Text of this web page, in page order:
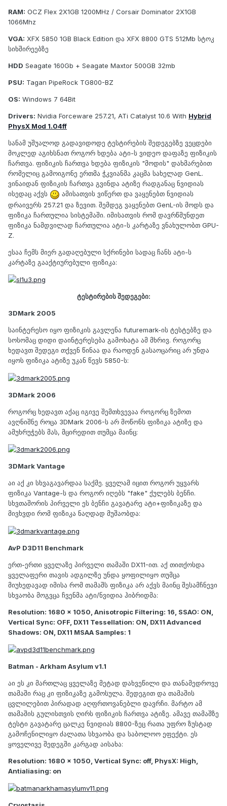
RAM: OCZ Flex 2X1GB 1200MHz / Corsair Dominator 2X1GB
1066Mhz
VGA: XFX 5850 1GB Black Edition და XFX 8800 GTS 512Mb სტოკ
სიხშირეებზე
HDD Seagate 160Gb + Seagate Maxtor 500GB 32mb
PSU: Tagan PipeRock TG800-BZ
OS: Windows 7 64Bit
Drivers: Nvidia Forceware 257.21, ATi Catalyst 10.6 With Hybrid
PhysX Mod 1.04ff
სანამ უშუალოდ გადავიდოდე ტესტირების შედეგებზე ვეცდები
მოკლედ აგიხსნათ როგორ ხდება ატი-ს ვიდეო დაფაზე ფიზიკის
ჩართვა. ფიზიკის ჩართვა ხდება ფიზიკის "მოდის" დახმარებით
რომელიც გამოიგონე ერთმა ჭკვიანმა კაცმა სახელად GenL.
ვინაიდან ფიზიკის ჩართვა გვინდა ატიზე რადგანაც ნვიდიას
ისედაც აქვს
ამისათვის ვიწერთ და ვაყენებთ ნვიდიას
დრაივერს 257.21 და ზევით. შემდეგ ვაყენებთ GenL-ის მოდს და
ფიზიკა ჩართულია სისტემაში. იმისათვის რომ დავრწმუნდეთ
ფიზიკა ნამდვილად ჩართულია ატი-ს კარტაზე ვნახულობთ GPU-
Z.
ესაა ჩემს მიერ გადაღებული სქრინები სადაც ჩანს ატი-ს
კარტაზე გააქტიურებული ფიზიკა:
ტესტირების შედეგები:
3DMark 2005
საინტერესო იყო ფიზიკის გავლენა futuremark-ის ტესტებზე და
სოსომაც დიდი დაინტერესება გამოხატა ამ მხრივ. როგორც
ხედავთ შედეგი თქვენ წინაა და რაოდენ გასაოცარიც არ უნდა
იყოს ფიზიკა ატიზე უკან წევს 5850-ს:
3DMark 2006
როგორც ხედავთ აქაც იგივე შემთხვევაა როგორც ზემოთ
ავღნიშნე როცა 3DMark 2006-ს არ მოწონს ფიზიკა ატიზე და
ამუხრუჭებს მას, მცირედით თუმცა მაინც:
3DMark Vantage
აი აქ კი სხვაგავარდაა საქმე. ყველამ იცით როგორ უყვარს
ფიზიკა Vantage-ს და როგორ იღებს "fake" ქულებს ბენჩი.
სხვთაშორის პირველი ეს ბენჩი გავატარე ატი+ფიზიკაზე და
მივხვდი რომ ფიზიკა ნაღდად მუშაობდა:
AvP D3D11 Benchmark
ერთ-ერთი ყველაზე პირველი თამაში DX11-ით. აქ თითქოსდა
ყველაფერი თავის ადგილზე უნდა ყოფილიყო თუმცა
მიუხედავად იმისა რომ თამაშს ფიზიკა არ აქვს მაინც შესამჩნევი
სხვაობა მოგვცა ჩვენმა ატი/ნვიდია ჰიბრიდმა:
Resolution: 1680 x 1050, Anisotropic Filtering: 16, SSAO: ON,
Vertical Sync: OFF, DX11 Tessellation: ON, DX11 Advanced
Shadows: ON, DX11 MSAA Samples: 1
Batman - Arkham Asylum v1.1
აი ეს კი მართლაც ყველაზე მეტად დახვეწილი და თანამედროვე
თამაში რაც კი ფიზიკაზე გამოსულა. შედეგით და თამაშის
ცვლილებით პირადად აღფრთოვანებლი დავრჩი. მარტო ამ
თამაშის გულისთვის ღირს ფიზიკის ჩართვა ატიზე. ამავე თამაშზე
ტესტი გავატარე ცალკე ნვიდიას 8800-ზეც რათა უფრო ზუსტად
გამოჩენილიყო ძალათა სხვაობა და საბოლოო ეფექტი. ეს
ყოველივე შედეგში კარგად აისახა:
Resolution: 1680 x 1050, Vertical Sync: off, PhysX: High,
Antialiasing: on